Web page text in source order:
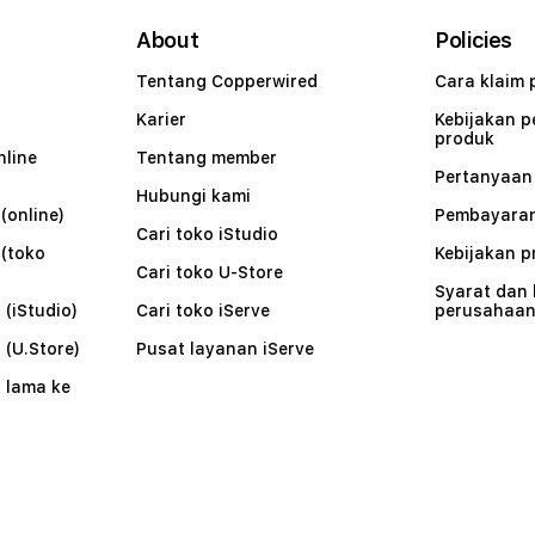
lama ke
About
Tentang Copperwired
Karier
Tentang member
Hubungi kami
Cari toko iStudio
Cari toko U-Store
Cari toko iServe
Pusat layanan iServe
Policies
Cara klaim
Kebijakan
produk
Pertanyaan
Kebijakan
Syarat dan
perusahaan